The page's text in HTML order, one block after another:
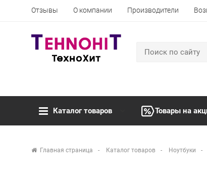
Отзывы О компании Производители
Каталог товаров Товары на
Главная страница Каталог товаров Ноутбуки